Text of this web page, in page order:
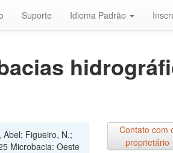
Suporte Idioma Padrão
Figueiro, N.;
Microbacia: Oeste
Contato com
proprietário